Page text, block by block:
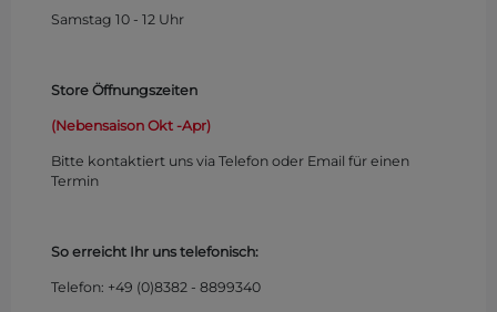
Samstag 10 - 12 Uhr
Store Öffnungszeiten
(Nebensaison Okt -Apr)
Bitte kontaktiert uns via Telefon oder Email für einen
Termin
So erreicht Ihr uns telefonisch:
Telefon: +49 (0)8382 - 8899340